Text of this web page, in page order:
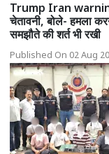
Trump Iran
चेतावनी, बोले- हमला
समझौते की शर्त भी रखी
Published On 02 Aug